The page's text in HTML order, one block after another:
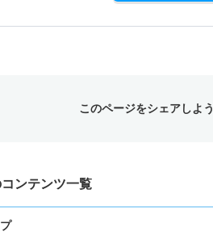
このページをシェアしよう
ンテンツ一覧